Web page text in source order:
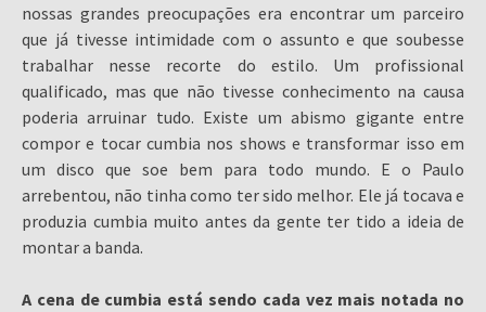
nossas grandes preocupações era encontrar um parceiro
que já tivesse intimidade com o assunto e que soubesse
trabalhar nesse recorte do estilo. Um profissional
qualificado, mas que não tivesse conhecimento na causa
poderia arruinar tudo. Existe um abismo gigante entre
compor e tocar cumbia nos shows e transformar isso em
um disco que soe bem para todo mundo. E o Paulo
arrebentou, não tinha como ter sido melhor. Ele já tocava e
produzia cumbia muito antes da gente ter tido a ideia de
montar a banda.
A cena de cumbia está sendo cada vez mais notada no